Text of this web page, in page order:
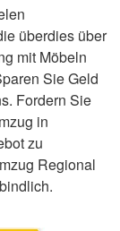
überdies über
mit Möbeln
Sie Geld
Fordern Sie
in
zu
Regional